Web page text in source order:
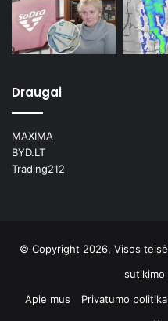
Draugai
MAXIMA
BYD.LT
Trading212
© Copyright 2026, Visos
sutikimo
Apie mus
Privatumo politika